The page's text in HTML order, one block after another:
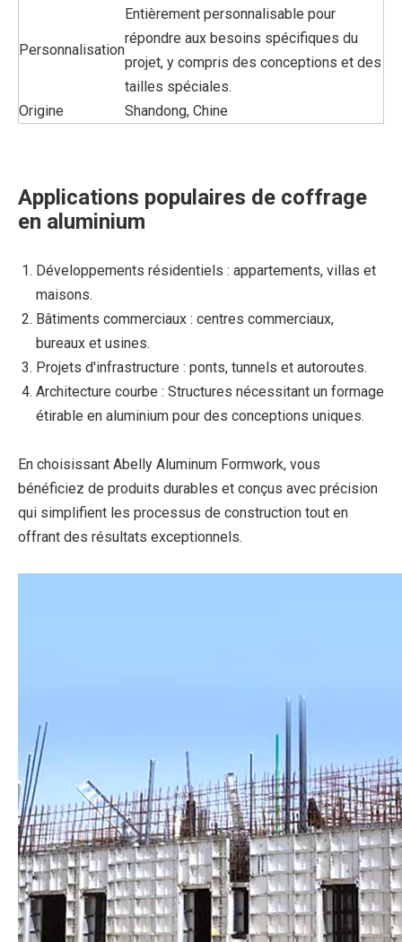
Personnalisation
Entièrement personnalisable pour
répondre aux besoins spécifiques du
projet, y compris des conceptions et des
tailles spéciales.
Origine
Shandong, Chine
Applications populaires de coffrage
en aluminium
Développements résidentiels : appartements, villas et
maisons.
Bâtiments commerciaux : centres commerciaux,
bureaux et usines.
Projets d'infrastructure : ponts, tunnels et autoroutes.
Architecture courbe : Structures nécessitant un formage
étirable en aluminium pour des conceptions uniques.
En choisissant Abelly Aluminum Formwork, vous
bénéficiez de produits durables et conçus avec précision
qui simplifient les processus de construction tout en
offrant des résultats exceptionnels.